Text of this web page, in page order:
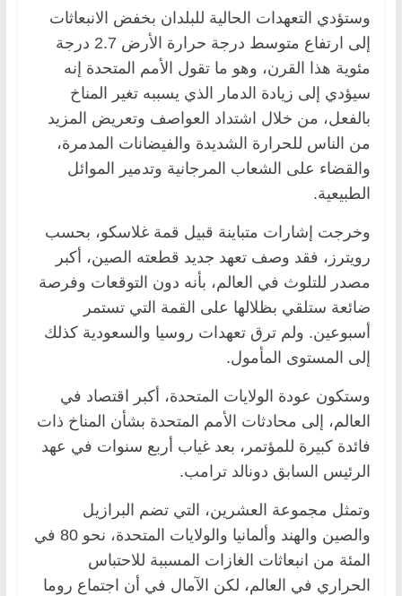
وستؤدي التعهدات الحالية للبلدان بخفض الانبعاثات
إلى ارتفاع متوسط درجة حرارة الأرض 2.7 درجة
مئوية هذا القرن، وهو ما تقول الأمم المتحدة إنه
سيؤدي إلى زيادة الدمار الذي يسببه تغير المناخ
بالفعل، من خلال اشتداد العواصف وتعريض المزيد
من الناس للحرارة الشديدة والفيضانات المدمرة،
والقضاء على الشعاب المرجانية وتدمير الموائل
الطبيعية.
وخرجت إشارات متباينة قبيل قمة غلاسكو، بحسب
رويترز، فقد وصف تعهد جديد قطعته الصين، أكبر
مصدر للتلوث في العالم، بأنه دون التوقعات وفرصة
ضائعة ستلقي بظلالها على القمة التي تستمر
أسبوعين. ولم ترق تعهدات روسيا والسعودية كذلك
إلى المستوى المأمول.
وستكون عودة الولايات المتحدة، أكبر اقتصاد في
العالم، إلى محادثات الأمم المتحدة بشأن المناخ ذات
فائدة كبيرة للمؤتمر، بعد غياب أربع سنوات في عهد
الرئيس السابق دونالد ترامب.
وتمثل مجموعة العشرين، التي تضم البرازيل
والصين والهند وألمانيا والولايات المتحدة، نحو 80 في
المئة من انبعاثات الغازات المسببة للاحتباس
الحراري في العالم، لكن الآمال في أن اجتماع روما